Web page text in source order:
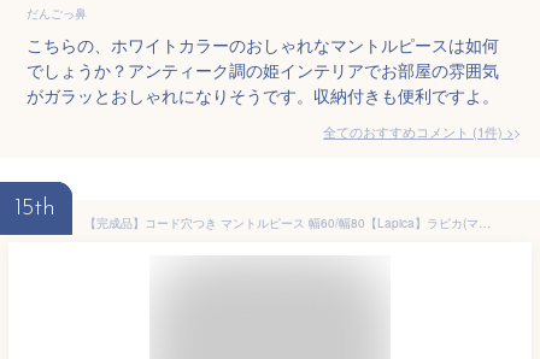
だんごっ鼻
こちらの、ホワイトカラーのおしゃれなマントルピースは如何
でしょうか？アンティーク調の姫インテリアでお部屋の雰囲気
がガラッとおしゃれになりそうです。収納付きも便利ですよ。
全てのおすすめコメント (1件) >
15th
【完成品】コード穴つき マントルピース 幅60/幅80【Lapica】ラピカ(マントルピース 収納 小物 韓国インテリア オープンラック 白 飾り棚 おしゃれ ディスプレイ ラック スリム 収納棚 可愛い 可動棚 高さ調節 推し活 ディスプレイラック ホワイト)